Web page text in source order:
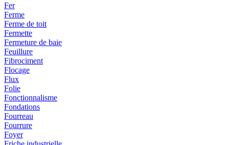
Fer
Ferme
Ferme de toit
Fermette
Fermeture de baie
Feuillure
Fibrociment
Flocage
Flux
Folie
Fonctionnalisme
Fondations
Fourreau
Fourrure
Foyer